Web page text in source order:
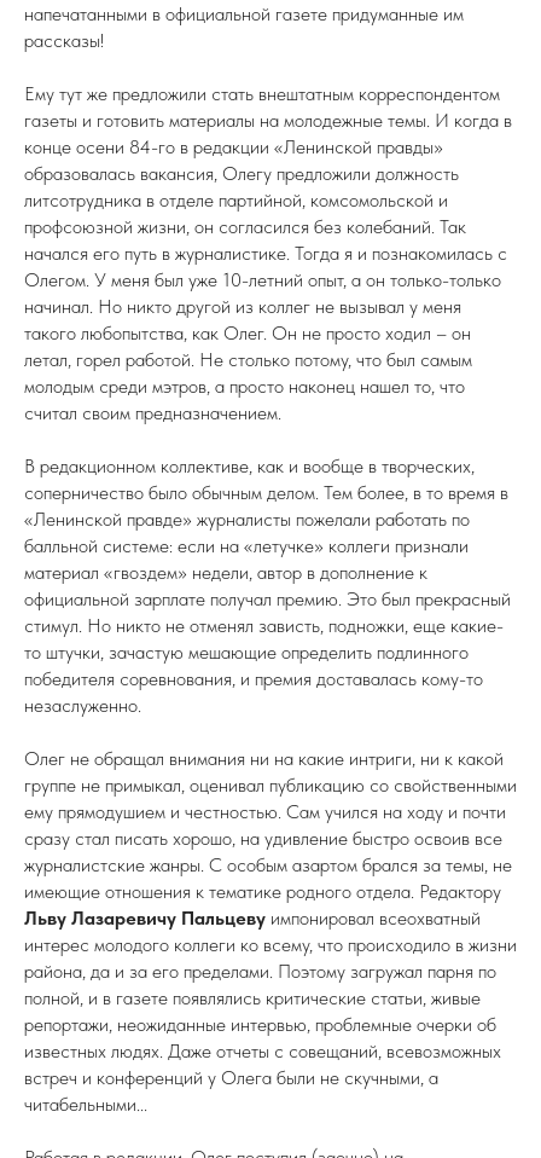
напечатанными в официальной газете придуманные им
рассказы!
Ему тут же предложили стать внештатным корреспондентом
газеты и готовить материалы на молодежные темы. И когда в
конце осени 84-го в редакции «Ленинской правды»
образовалась вакансия, Олегу предложили должность
литсотрудника в отделе партийной, комсомольской и
профсоюзной жизни, он согласился без колебаний. Так
начался его путь в журналистике. Тогда я и познакомилась с
Олегом. У меня был уже 10-летний опыт, а он только-только
начинал. Но никто другой из коллег не вызывал у меня
такого любопытства, как Олег. Он не просто ходил – он
летал, горел работой. Не столько потому, что был самым
молодым среди мэтров, а просто наконец нашел то, что
считал своим предназначением.
В редакционном коллективе, как и вообще в творческих,
соперничество было обычным делом. Тем более, в то время в
«Ленинской правде» журналисты пожелали работать по
балльной системе: если на «летучке» коллеги признали
материал «гвоздем» недели, автор в дополнение к
официальной зарплате получал премию. Это был прекрасный
стимул. Но никто не отменял зависть, подножки, еще какие-
то штучки, зачастую мешающие определить подлинного
победителя соревнования, и премия доставалась кому-то
незаслуженно.
Олег не обращал внимания ни на какие интриги, ни к какой
группе не примыкал, оценивал публикацию со свойственными
ему прямодушием и честностью. Сам учился на ходу и почти
сразу стал писать хорошо, на удивление быстро освоив все
журналистские жанры. С особым азартом брался за темы, не
имеющие отношения к тематике родного отдела. Редактору
Льву Лазаревичу Пальцеву импонировал всеохватный
интерес молодого коллеги ко всему, что происходило в жизни
района, да и за его пределами. Поэтому загружал парня по
полной, и в газете появлялись критические статьи, живые
репортажи, неожиданные интервью, проблемные очерки об
известных людях. Даже отчеты с совещаний, всевозможных
встреч и конференций у Олега были не скучными, а
читабельными...